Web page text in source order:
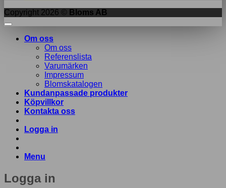
Copyright 2026 © Bloms AB
Om oss
Om oss
Referenslista
Varumärken
Impressum
Blomskatalogen
Kundanpassade produkter
Köpvillkor
Kontakta oss
Logga in
Menu
Logga in